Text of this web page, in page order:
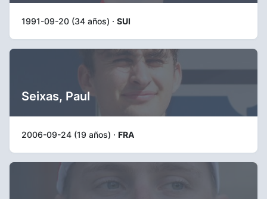
1991-09-20 (34 años) · SUI
Seixas, Paul
2006-09-24 (19 años) · FRA